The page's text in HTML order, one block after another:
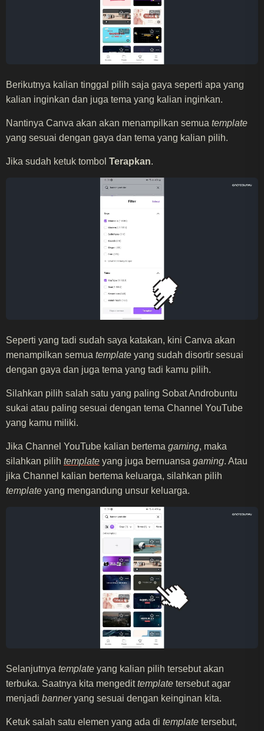
Berikutnya kalian tinggal pilih saja gaya seperti apa yang
kalian inginkan dan juga tema yang kalian inginkan.
Nantinya Canva akan akan menampilkan semua template
yang sesuai dengan gaya dan tema yang kalian pilih.
Jika sudah ketuk tombol Terapkan.
Seperti yang tadi sudah saya katakan, kini Canva akan
menampilkan semua template yang sudah disortir sesuai
dengan gaya dan juga tema yang tadi kamu pilih.
Silahkan pilih salah satu yang paling Sobat Androbuntu
sukai atau paling sesuai dengan tema Channel YouTube
yang kamu miliki.
Jika Channel YouTube kalian bertema gaming, maka
silahkan pilih template yang juga bernuansa gaming. Atau
jika Channel kalian bertema keluarga, silahkan pilih
template yang mengandung unsur keluarga.
Selanjutnya template yang kalian pilih tersebut akan
terbuka. Saatnya kita mengedittemplate tersebut agar
menjadi banneryang sesuai dengan keinginan kita.
Ketuk salah satu elemen yang ada di template tersebut,